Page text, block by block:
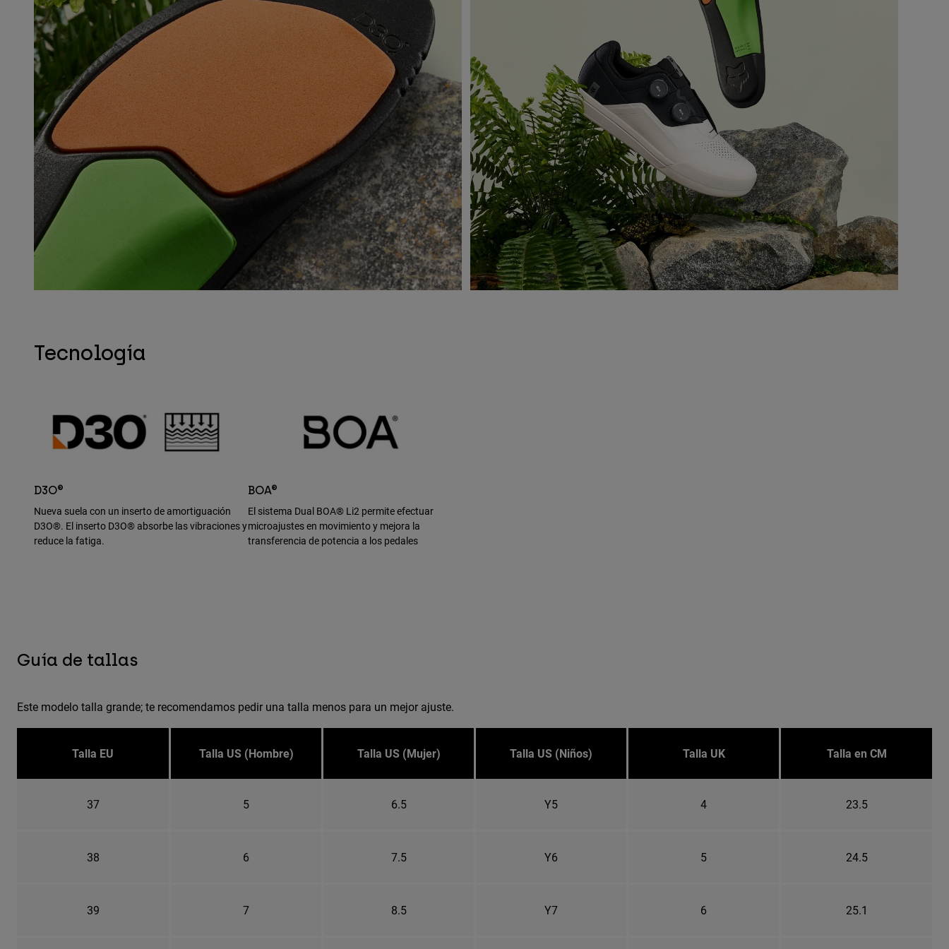
Tecnología
D3O®
Nueva suela con un inserto de amortiguación
D3O®. El inserto D3O® absorbe las vibraciones y
reduce la fatiga.
BOA®
El sistema Dual BOA® Li2 permite efectuar
microajustes en movimiento y mejora la
transferencia de potencia a los pedales
Guía de tallas
Este modelo talla grande; te recomendamos pedir una talla menos para un mejor ajuste.
Talla EU Talla US (Hombre) Talla US (Mujer) Talla US (Niños) Talla UK Talla en CM
37 5 6.5 Y5 4 23.5
38 6 7.5 Y6 5 24.5
39 7 8.5 Y7 6 25.1